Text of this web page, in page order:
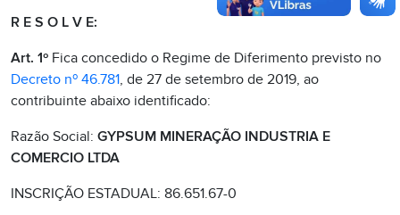
R E S O L V E:
Art. 1º Fica concedido o Regime de Diferimento previsto no
Decreto nº 46.781, de 27 de setembro de 2019, ao
contribuinte abaixo identificado:
Razão Social: GYPSUM MINERAÇÃO INDUSTRIA E
COMERCIO LTDA
INSCRIÇÃO ESTADUAL: 86.651.67-0